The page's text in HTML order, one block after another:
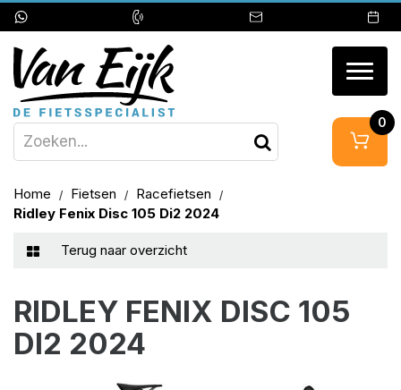
0
Home Fietsen
Racefietsen
Ridley Fenix Disc 105 Di2 2024
Terug naar overzicht
RIDLEY FENIX DISC 105
DI2 2024